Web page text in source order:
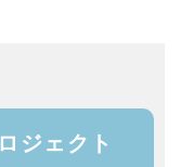
ジェクト